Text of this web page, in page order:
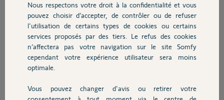
Chauffage
Autres produits
Devis avec un pro
switch. Serait il possible de transférer la clé io du moteur de garage du
kit de connectivité vers la TaHoma switch ?
Merci,
Ludovic H.
il y a presque 2 ans
Nous respectons votre droit à la confidentialité et vous
pouvez choisir d’accepter, de contrôler ou de refuser
l'utilisation de certains types de cookies ou certains
services proposés par des tiers. Le refus des cookies
n’affectera pas votre navigation sur le site Somfy
cependant votre expérience utilisateur sera moins
optimale.
Vous pouvez changer d'avis ou retirer votre